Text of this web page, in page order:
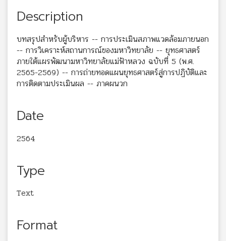
Description
บทสรุปสำหรับผู้บริหาร -- การประเมินสภาพแวดล้อมภายนอก
-- การวิเคราะห์สถานการณ์ของมหาวิทยาลัย -- ยุทธศาสตร์
ภายใต้แผรพัฒนามหาวิทยาลัยแม่ฟ้าหลวง ฉบับที่ 5 (พ.ศ.
2565-2569) -- การถ่ายทอดแผนยุทธศาสตร์สู่การปฏิบัติและ
การติดตามประเมินผล -- ภาคผนวก
Date
2564
Type
Text
Format